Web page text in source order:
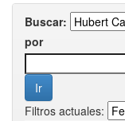
Buscar:
por
Filtros actuales: